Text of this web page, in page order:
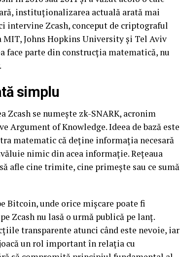
instituționalizarea actuală arată mai
Zcash, conceput de criptograful
Johns Hopkins University și Tel Aviv
parte din construcția matematică, nu
simplu
se numește zk-SNARK, acronim
Argument of Knowledge. Ideea de bază este
matematic că deține informația necesară
nimic din acea informație. Rețeaua
afle cine trimite, cine primește sau ce sumă
Bitcoin, unde orice mișcare poate fi
Zcash nu lasă o urmă publică pe lanț.
transparente atunci când este nevoie, iar
un rol important în relația cu